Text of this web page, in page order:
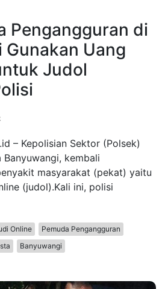
Pengangguran di
Gunakan Uang
Judol
– Kepolisian Sektor (Polsek)
kembali
masyarakat (pekat) yaitu
(judol).Kali ini, polisi
Online
Pemuda Pengangguran
Banyuwangi